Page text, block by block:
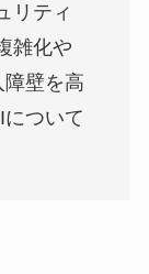
リティ
雑化や
壁を高
ついて